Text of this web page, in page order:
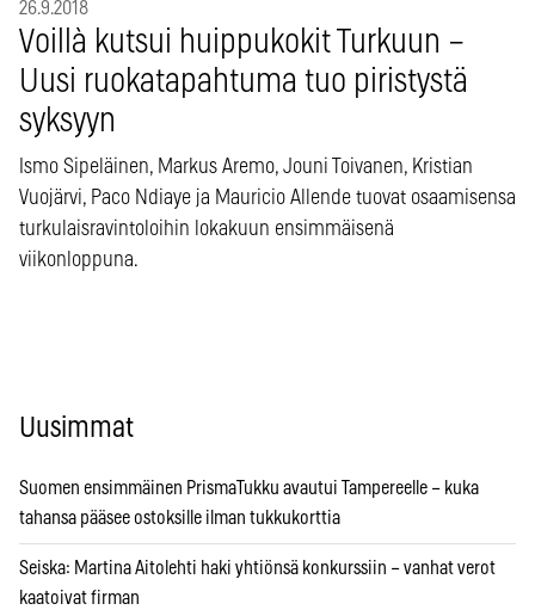
26.9.2018
Voillà kutsui huippukokit Turkuun –
Uusi ruokatapahtuma tuo piristystä
syksyyn
Ismo Sipeläinen, Markus Aremo, Jouni Toivanen, Kristian
Vuojärvi, Paco Ndiaye ja Mauricio Allende tuovat osaamisensa
turkulaisravintoloihin lokakuun ensimmäisenä
viikonloppuna.
Uusimmat
Suomen ensimmäinen PrismaTukku avautui Tampereelle – kuka
tahansa pääsee ostoksille ilman tukkukorttia
Seiska: Martina Aitolehti haki yhtiönsä konkurssiin – vanhat verot
kaatoivat firman